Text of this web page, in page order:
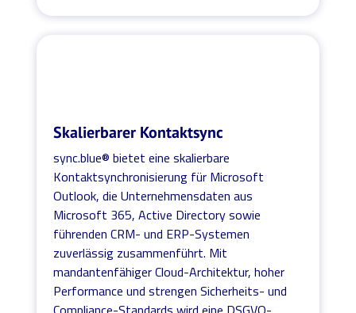
Skalierbarer Kontaktsync
sync.blue® bietet eine skalierbare
Kontaktsynchronisierung für Microsoft
Outlook, die Unternehmensdaten aus
Microsoft 365, Active Directory sowie
führenden CRM- und ERP-Systemen
zuverlässig zusammenführt. Mit
mandantenfähiger Cloud-Architektur, hoher
Performance und strengen Sicherheits- und